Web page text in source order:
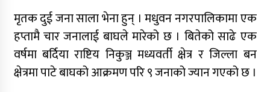
नृपध्वज निरौलाको इजलासले उक्त निर्णय खारेजको
आदेश गरेको हो ।
जुम्लामा महिलामाथि जबरजस्ती करणी प्रयासको
मृतक दुई जना साला भेना हुन् । मधुवन नगरपालिकामा एक
हप्तामै चार जनालाई बाघले मारेको छ । बितेको साढे एक
वर्षमा बर्दिया राष्टिय निकुञ्ज मध्यवर्ती क्षेत्र र जिल्ला बन
क्षेत्रमा पाटे बाघको आक्रमण परि ९ जनाको ज्यान गएको छ ।